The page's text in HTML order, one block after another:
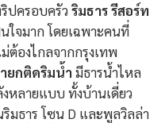
ปครอบครัว ริมธาร รีสอร์ท
จมาก โดยเฉพาะคนที่
องไกลจากกรุงเทพ
ยกติดริมน้ำมีธารน้ำไหล
หลายแบบ ทั้งบ้านเดี่ยว
มธาร โซน D และพูลวิลล่า